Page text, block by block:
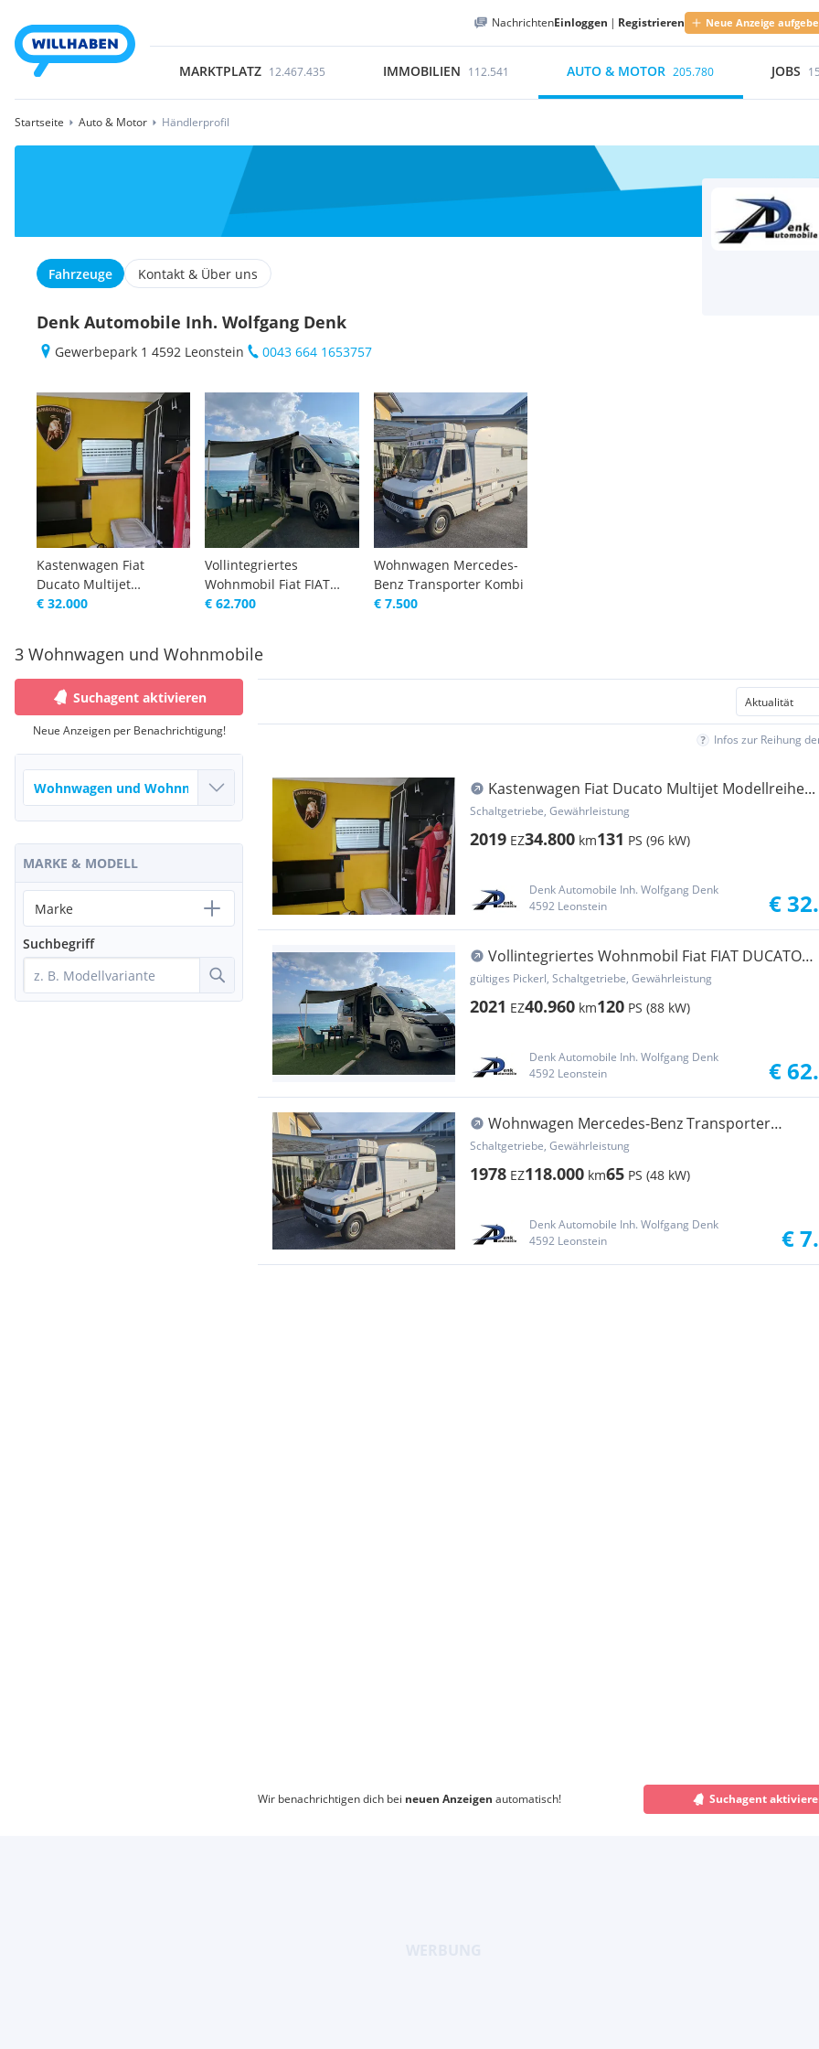
NachrichtenEinloggen | Registrieren Neue Anzeige
MARKTPLATZ 12.467.435 IMMOBILIEN 112.541 AUTO & MOTOR 205.780 JOBS
Startseite Auto & Motor Händlerprofil
Fahrzeuge Kontakt & Über uns
Denk Automobile Inh. Wolfgang Denk
Gewerbepark 1 4592 Leonstein 0043 664 1653757
Kastenwagen Fiat
Ducato Multijet
Modellreihe...
€ 32.000
Vollintegriertes
Wohnmobil Fiat FIAT
DUCATO /Capron 640
€ 62.700
Wohnwagen Mercedes-
Benz Transporter Kombi
€ 7.500
3 Wohnwagen und Wohnmobile
Infos zur Reihung
Kastenwagen Fiat Ducato Multijet Modellreihe...
Schaltgetriebe, Gewährleistung
2019 EZ34.800 km131 PS (96 kW)
Denk Automobile Inh. Wolfgang Denk
4592 Leonstein
€
Vollintegriertes Wohnmobil Fiat FIAT DUCATO
/Capron 640 M...
gültiges Pickerl, Schaltgetriebe, Gewährleistung
2021 EZ40.960 km120 PS (88 kW)
Denk Automobile Inh. Wolfgang Denk
4592 Leonstein
€
Wohnwagen Mercedes-Benz Transporter
Kombi
Schaltgetriebe, Gewährleistung
1978 EZ118.000 km65 PS (48 kW)
Denk Automobile Inh. Wolfgang Denk
4592 Leonstein
€
Wir benachrichtigen dich bei neuen Anzeigen automatisch! Suchagent
Suchagent aktivieren
Neue Anzeigen per Benachrichtigung!
MARKE & MODELL
Marke
Suchbegriff